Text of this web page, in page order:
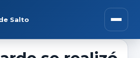
Salto Abrir